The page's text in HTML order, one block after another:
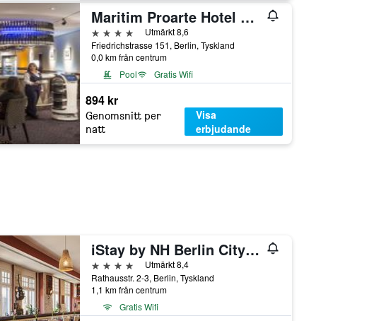
Maritim Proarte Hotel Berlin
4 stjärnor
Utmärkt 8,6
Friedrichstrasse 151, Berlin, Tyskland
0,0 km från centrum
Pool
Gratis Wifi
894 kr
Genomsnitt per
natt
Visa
erbjudande
iStay by NH Berlin City Ost Hotel
4 stjärnor
Utmärkt 8,4
Rathausstr. 2-3, Berlin, Tyskland
1,1 km från centrum
Gratis Wifi